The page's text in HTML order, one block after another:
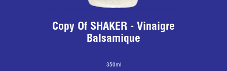
Copy Of SHAKER - Vinaigre
Balsamique
350ml